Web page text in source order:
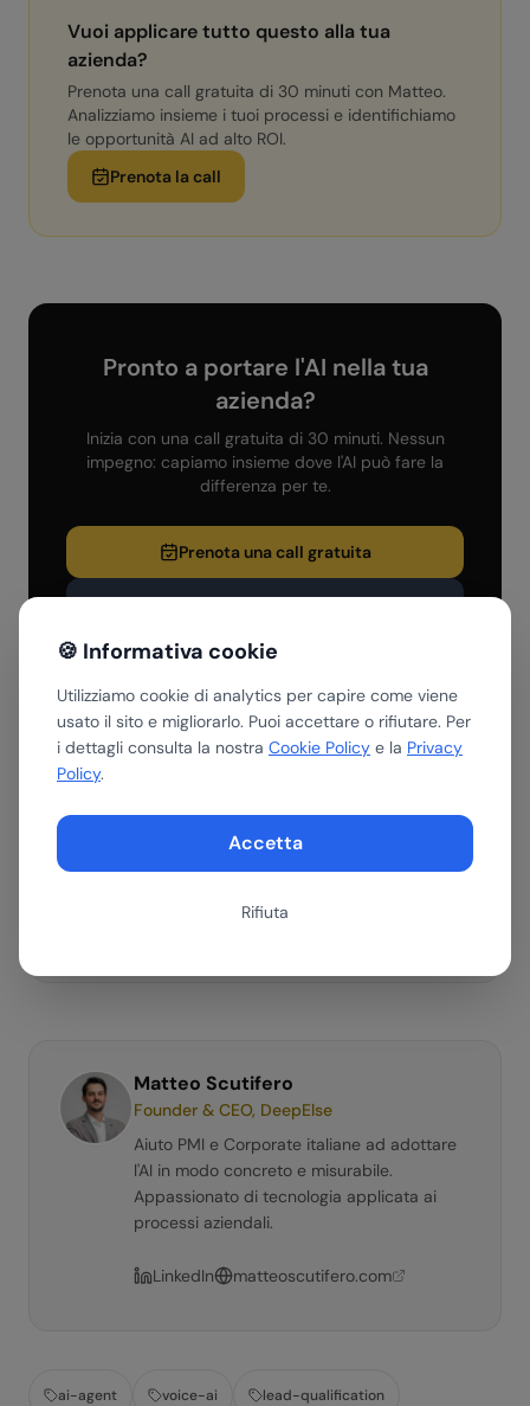
🍪 Informativa cookie
Utilizziamo cookie di analytics per capire come viene
usato il sito e migliorarlo. Puoi accettare o rifiutare. Per
i dettagli consulta la nostra Cookie Policy e la Privacy
Policy.
Accetta
Rifiuta
Vuoi applicare tutto questo alla tua
azienda?
Prenota una call gratuita di 30 minuti con Matteo.
Analizziamo insieme i tuoi processi e identifichiamo
le opportunità AI ad alto ROI.
Prenota la call
Pronto a portare l'AI nella tua
azienda?
Inizia con una call gratuita di 30 minuti. Nessun
impegno: capiamo insieme dove l'AI può fare la
differenza per te.
Prenota una call gratuita
Scopri i servizi
Riassumi con AI
preferito.
ChatGPT Gemini Perplexity
Matteo Scutifero
Founder & CEO, DeepElse
Aiuto PMI e Corporate italiane ad adottare
l'AI in modo concreto e misurabile.
Appassionato di tecnologia applicata ai
processi aziendali.
LinkedIn matteoscutifero.com
ai-agent voice-ai lead-qualification